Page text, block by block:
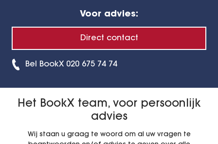
Voor advies:
Direct contact
Bel BookX 020 675 74 74
Het BookX team, voor persoonlijk
advies
Wij staan u graag te woord om al uw vragen te